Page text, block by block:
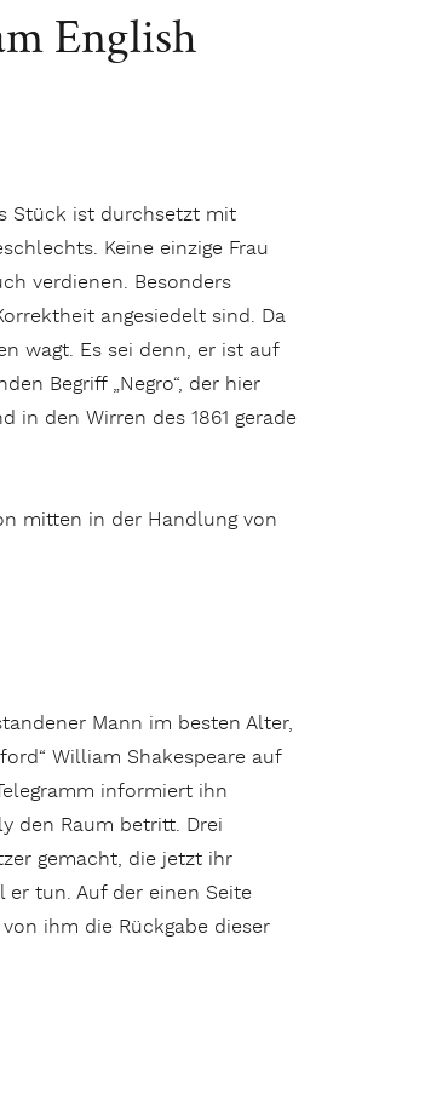
English
Stück ist durchsetzt mit
Keine einzige Frau
verdienen. Besonders
angesiedelt sind. Da
wagt. Es sei denn, er ist auf
Begriff „Negro“, der hier
in den Wirren des 1861 gerade
mitten in der Handlung von
Mann im besten Alter,
William Shakespeare auf
informiert ihn
den Raum betritt. Drei
gemacht, die jetzt ihr
er tun. Auf der einen Seite
ihm die Rückgabe dieser